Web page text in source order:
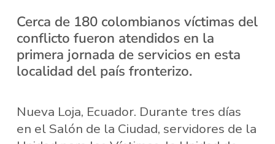
Cerca de 180 colombianos víctimas del
conflicto fueron atendidos en la
primera jornada de servicios en esta
localidad del país fronterizo.
Nueva Loja, Ecuador. Durante tres días
en el Salón de la Ciudad, servidores de la